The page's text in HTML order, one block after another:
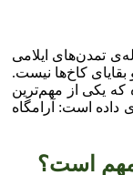
تمدن‌های ایلامی
کاخ‌ها نیست.
یکی از مهم‌ترین
داده است: آرامگاه
است؟